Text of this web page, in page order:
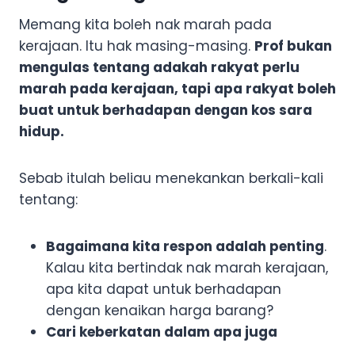
Memang kita boleh nak marah pada
kerajaan. Itu hak masing-masing. Prof bukan
mengulas tentang adakah rakyat perlu
marah pada kerajaan, tapi apa rakyat boleh
buat untuk berhadapan dengan kos sara
hidup.
Sebab itulah beliau menekankan berkali-kali
tentang:
Bagaimana kita respon adalah penting.
Kalau kita bertindak nak marah kerajaan,
apa kita dapat untuk berhadapan
dengan kenaikan harga barang?
Cari keberkatan dalam apa juga